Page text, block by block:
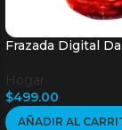
Frazada Digital
Hogar
$499.00
AÑADIR AL